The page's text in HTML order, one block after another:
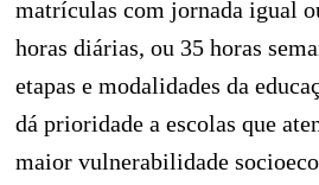
matrículas com jornada igual
horas diárias, ou 35 horas
etapas e modalidades da
dá prioridade a escolas que
maior vulnerabilidade